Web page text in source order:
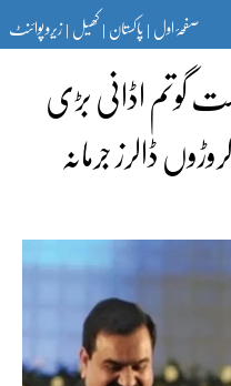
صفحۂ اول|پاکستان|کھیل|زیرو پوائنٹ
گوتم اڈانی بڑی
ڈالرز جرمانہ